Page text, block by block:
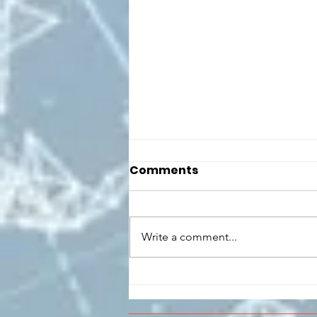
PERCORSO DI
Comments
Write a comment...